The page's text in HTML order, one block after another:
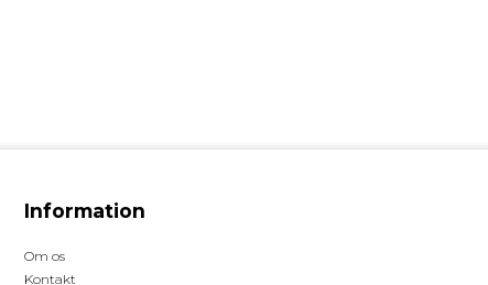
Information
Om os
Kontakt